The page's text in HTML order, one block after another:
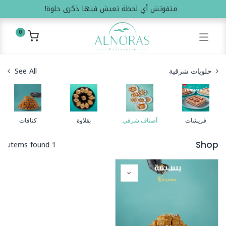
متفوتش أي لحظة تعيش فيها ذكرى حلوة!
0
حلويات شرقية See All
فريشات أصناف شرقي بقلاوة كنافات
Shop
1 items found.